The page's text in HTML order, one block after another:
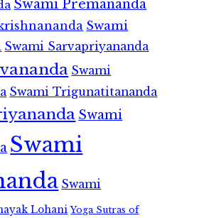
Swami Premananda
Swami
Swami Sarvapriyananda
Swami
Swami Trigunatitananda
Swami
Swami
Swami
Lohani Yoga Sutras of